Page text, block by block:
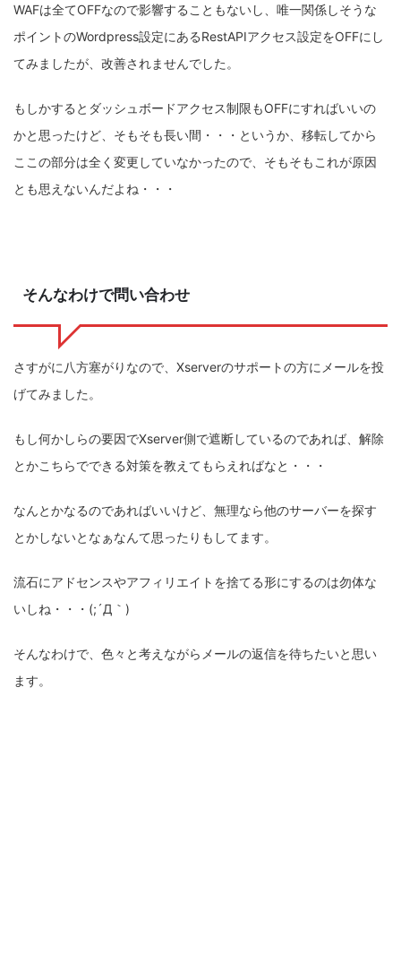
WAFは全てOFFなので影響することもないし、唯一関係しそうな
ポイントのWordpress設定にあるRestAPIアクセス設定をOFFにし
てみましたが、改善されませんでした。
もしかするとダッシュボードアクセス制限もOFFにすればいいの
かと思ったけど、そもそも長い間・・・というか、移転してから
ここの部分は全く変更していなかったので、そもそもこれが原因
とも思えないんだよね・・・
そんなわけで問い合わせ
さすがに八方塞がりなので、Xserverのサポートの方にメールを投
げてみました。
もし何かしらの要因でXserver側で遮断しているのであれば、解除
とかこちらでできる対策を教えてもらえればなと・・・
なんとかなるのであればいいけど、無理なら他のサーバーを探す
とかしないとなぁなんて思ったりもしてます。
流石にアドセンスやアフィリエイトを捨てる形にするのは勿体な
いしね・・・(;´Д｀)
そんなわけで、色々と考えながらメールの返信を待ちたいと思い
ます。